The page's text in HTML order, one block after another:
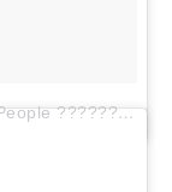
Een bericht gedeeld door The Wedding People ??????? (@theweddingpeople)